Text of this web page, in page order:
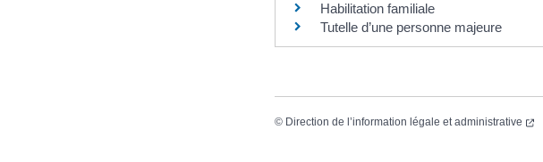
Habilitation familiale
Tutelle d’une personne majeure
© Direction de l’information légale et administrative